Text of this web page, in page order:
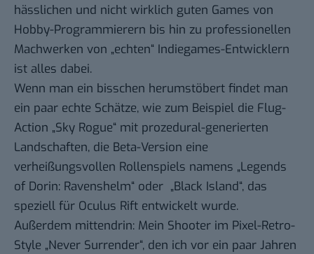
hässlichen und nicht wirklich guten Games von
Hobby-Programmierern bis hin zu professionellen
Machwerken von „echten“ Indiegames-Entwicklern
ist alles dabei.
Wenn man ein bisschen herumstöbert findet man
ein paar echte Schätze, wie zum Beispiel die Flug-
Action „Sky Rogue“ mit prozedural-generierten
Landschaften, die Beta-Version eine
verheißungsvollen Rollenspiels namens „Legends
of Dorin: Ravenshelm“ oder „Black Island“, das
speziell für Oculus Rift entwickelt wurde.
Außerdem mittendrin: Mein Shooter im Pixel-Retro-
Style „Never Surrender“, den ich vor ein paar Jahren